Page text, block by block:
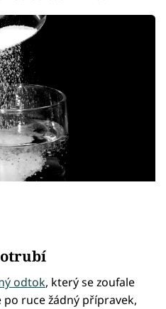
odtok, který se zoufale
ruce žádný přípravek,